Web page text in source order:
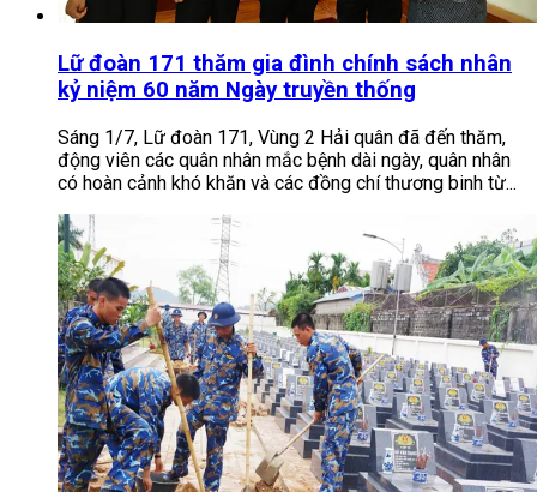
Lữ đoàn 171 thăm gia đình chính sách nhân
kỷ niệm 60 năm Ngày truyền thống
Sáng 1/7, Lữ đoàn 171, Vùng 2 Hải quân đã đến thăm,
động viên các quân nhân mắc bệnh dài ngày, quân nhân
có hoàn cảnh khó khăn và các đồng chí thương binh từ...